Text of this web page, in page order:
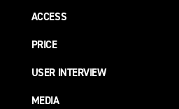
ACCESS
PRICE
USER INTERVIEW
MEDIA